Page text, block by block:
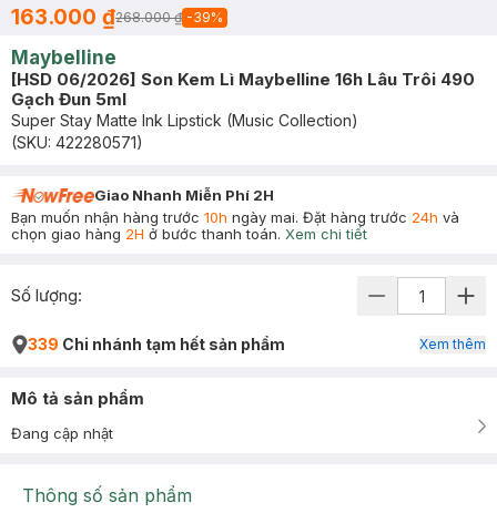
163.000 ₫268.000 ₫ -39%
Maybelline
[HSD 06/2026] Son Kem Lì Maybelline 16h Lâu Trôi 490
Gạch Đun 5ml
Super Stay Matte Ink Lipstick (Music Collection)
(SKU: 422280571)
Giao Nhanh Miễn Phí 2H
Bạn muốn nhận hàng trước 10h ngày mai. Đặt hàng trước 24h và
chọn giao hàng 2H ở bước thanh toán. Xem chi tiết
Số lượng:
339 Chi nhánh tạm hết sản phẩm Xem thêm
Mô tả sản phẩm
Đang cập nhật
Thông số sản phẩm